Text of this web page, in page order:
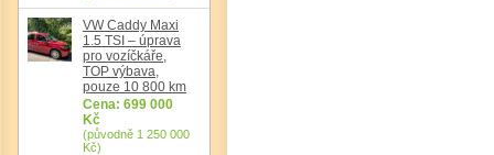
VW Caddy Maxi
1.5 TSI – úprava
pro vozíčkáře,
TOP výbava,
pouze 10 800 km
Cena: 699 000
Kč
(původně 1 250 000
Kč)